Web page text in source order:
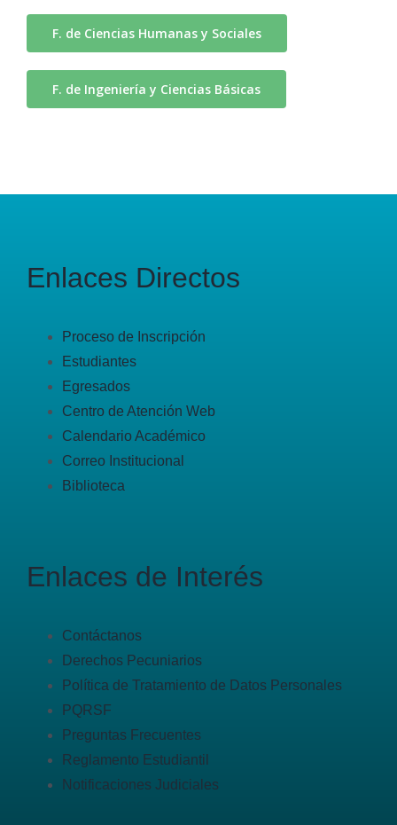
F. de Ciencias Humanas y Sociales
F. de Ingeniería y Ciencias Básicas
Enlaces Directos
Proceso de Inscripción
Estudiantes
Egresados
Centro de Atención Web
Calendario Académico
Correo Institucional
Biblioteca
Enlaces de Interés
Contáctanos
Derechos Pecuniarios
Política de Tratamiento de Datos Personales
PQRSF
Preguntas Frecuentes
Reglamento Estudiantil
Notificaciones Judiciales